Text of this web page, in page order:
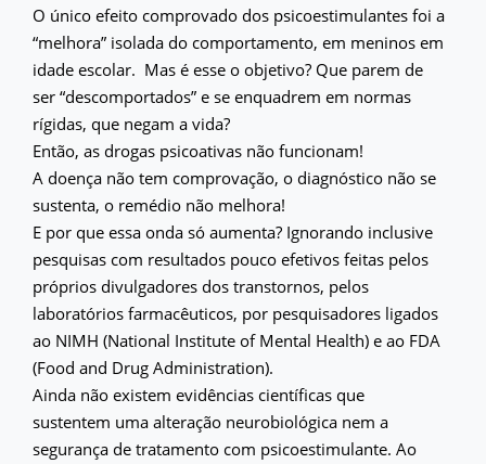
O único efeito comprovado dos psicoestimulantes foi a
“melhora” isolada do comportamento, em meninos em
idade escolar. Mas é esse o objetivo? Que parem de
ser “descomportados” e se enquadrem em normas
rígidas, que negam a vida?
Então, as drogas psicoativas não funcionam!
A doença não tem comprovação, o diagnóstico não se
sustenta, o remédio não melhora!
E por que essa onda só aumenta? Ignorando inclusive
pesquisas com resultados pouco efetivos feitas pelos
próprios divulgadores dos transtornos, pelos
laboratórios farmacêuticos, por pesquisadores ligados
ao NIMH (National Institute of Mental Health) e ao FDA
(Food and Drug Administration).
Ainda não existem evidências científicas que
sustentem uma alteração neurobiológica nem a
segurança de tratamento com psicoestimulante. Ao